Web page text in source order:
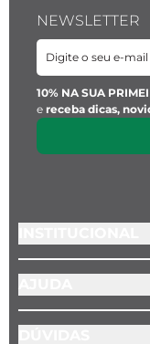
NEWSLETTER
10% NA SUA
e receba dicas,